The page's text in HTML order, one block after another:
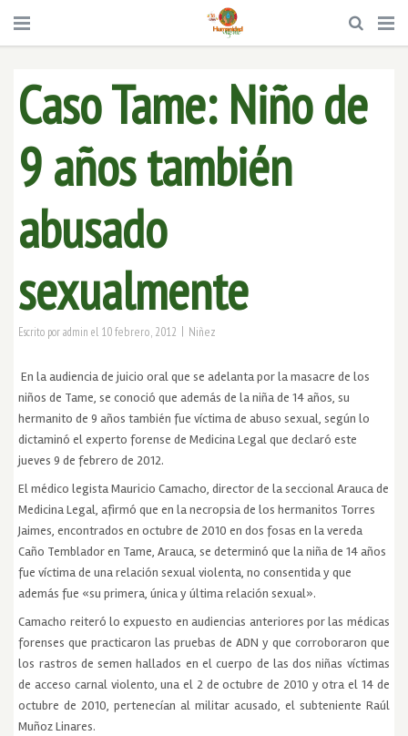
Caso Tame: Niño de
9 años también
abusado
sexualmente
Escrito poradmin el 10 febrero, 2012 | Niñez
En la audiencia de juicio oral que se adelanta por la masacre de los
niños de Tame, se conoció que además de la niña de 14 años, su
hermanito de 9 años también fue víctima de abuso sexual, según lo
dictaminó el experto forense de Medicina Legal que declaró este
jueves 9 de febrero de 2012.
El médico legista Mauricio Camacho, director de la seccional Arauca de
Medicina Legal, afirmó que en la necropsia de los hermanitos Torres
Jaimes, encontrados en octubre de 2010 en dos fosas en la vereda
Caño Temblador en Tame, Arauca, se determinó que la niña de 14 años
fue víctima de una relación sexual violenta, no consentida y que
además fue «su primera, única y última relación sexual».
Camacho reiteró lo expuesto en audiencias anteriores por las médicas
forenses que practicaron las pruebas de ADN y que corroboraron que
los rastros de semen hallados en el cuerpo de las dos niñas víctimas
de acceso carnal violento, una el 2 de octubre de 2010 y otra el 14 de
octubre de 2010, pertenecían al militar acusado, el subteniente Raúl
Muñoz Linares.